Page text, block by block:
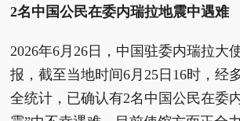
2名中国公民在委内瑞拉地震中遇难
2026年6月26日，中国驻委内瑞拉大
报，截至当地时间6月25日16时，经
全统计，已确认有2名中国公民在委